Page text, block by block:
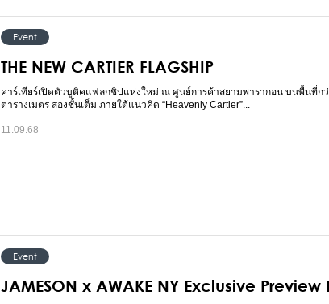
Event
THE NEW CARTIER FLAGSHIP
คาร์เทียร์เปิดตัวบูติคแฟลกชิปแห่งใหม่ ณ ศูนย์การค้าสยามพารากอน บนพื้นที่ก
ตารางเมตร สองชั้นเต็ม ภายใต้แนวคิด “Heavenly Cartier”...
11.09.68
Event
JAMESON x AWAKE NY Exclusive Preview